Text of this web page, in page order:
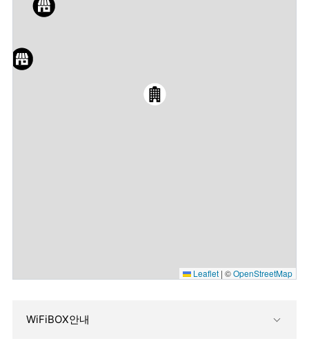
Leaflet | ©OpenStreetMap
WiFiBOX안내